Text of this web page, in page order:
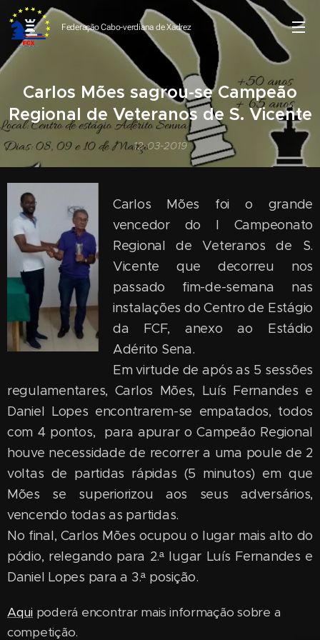
Federação Cabo-verdiana deXadrez
Carlos Mões sagrou-se Campeão
Regional de Veteranos de S. Vicente
12-03-2019
Carlos Mões foi o grande
vencedor do I Campeonato
Regional de Veteranos de S.
Vicente que decorreu nos
passado fim-de-semana nas
instalações do Centro de Estágio
da FCF, anexo ao Estádio
Adérito Sena.
Em virtude de após as 5 sessões
regulamentares, Carlos Mões, Luís Fernandes e
Daniel Lopes encontrarem-se empatados, todos
com 4 pontos, para apurar o Campeão Regional
houve necessidade de recorrer a uma poule de 2
voltas de partidas rápidas (5 minutos) em que
Mões se superiorizou aos seus adversários,
vencendo todas as partidas.
No final, Carlos Mões ocupou o lugar mais alto do
pódio, relegando para 2.ª lugar Luís Fernandes e
Daniel Lopes para a 3.ª posição.
Aqui poderá encontrar mais informação sobre a
competição.